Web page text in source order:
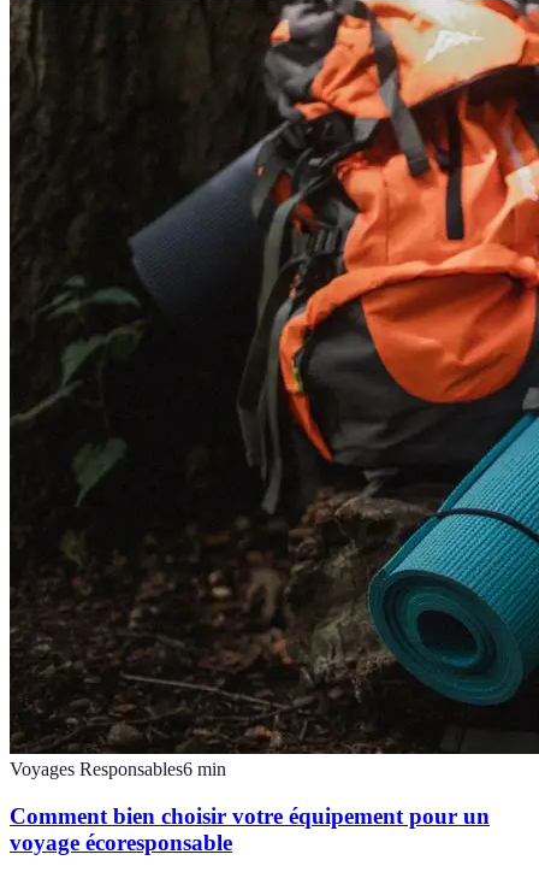
Voyages Responsables6 min
Comment bien choisir votre équipement pour un
voyage écoresponsable